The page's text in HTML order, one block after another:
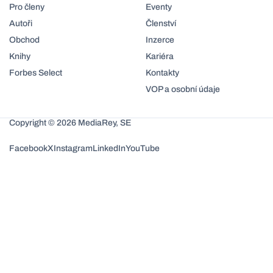
Pro členy
Autoři
Obchod
Knihy
Forbes Select
Eventy
Členství
Inzerce
Kariéra
Kontakty
VOP a osobní údaje
Copyright © 2026 MediaRey, SE
FacebookXInstagramLinkedInYouTube